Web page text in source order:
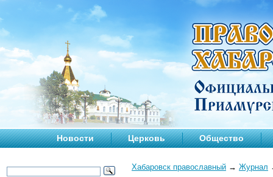
Новости Церковь Общество
Хабаровск православный → Журнал